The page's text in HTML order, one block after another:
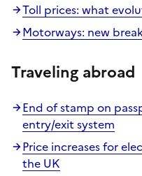
Toll prices: what
Motorways: new
Traveling abroad
End of stamp on
entry/exit system
Price increases for
the UK